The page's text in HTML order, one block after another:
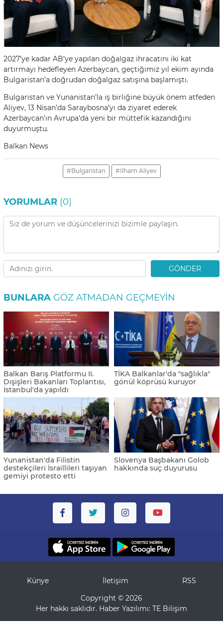
2027’ye kadar AB’ye yapılan doğalgaz ihracatını iki kat
artırmayı hedefleyen Azerbaycan, geçtiğimiz yıl ekim ayında
Bulgaristan’a doğrudan doğalgaz satışına başlamıştı.
Bulgaristan ve Yunanistan’la iş birliğine büyük önem atfeden
Aliyev, 13 Nisan’da Saraybosna’yı da ziyaret ederek
Azerbaycan’ın Avrupa’da yeni bir müttefik kazandığını
duyurmuştu.
Balkan News
#Bulgaristan #İlham Aliyev
YORUMLAR (0)
GÖNDER
BUNLARA GÖZ ATMADAN GEÇMEYIN
Balkan Barış Platformu II.
Dışişleri Bakanları Toplantısı,
İstanbul'da yapıldı
TİKA Balkanlar'da "sağlıkla"
gönül köprüsü kuruyor
Yunanistan'da Filistin
destekçileri İsraillileri taşıyan
gemiyi protesto etti
Slovenya Başbakanı Golob
hakkında suç duyurusu
Künye İletişim
RSS
Copyright © 2026
Her hakkı saklıdır. Haber Yazılımı: TE Bilişim